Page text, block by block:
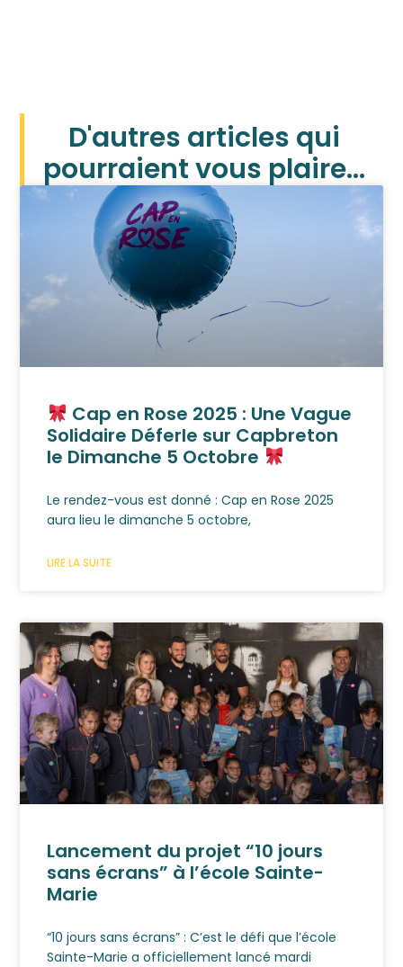
D'autres articles qui
pourraient vous plaire...
Cap en Rose 2025 : Une Vague
Solidaire Déferle sur Capbreton
le Dimanche 5 Octobre
Le rendez-vous est donné : Cap en Rose 2025
aura lieu le dimanche 5 octobre,
LIRE LA SUITE
Lancement du projet “10 jours
sans écrans” à l’école Sainte-
Marie
“10 jours sans écrans” : C’est le défi que l’école
Sainte-Marie a officiellement lancé mardi